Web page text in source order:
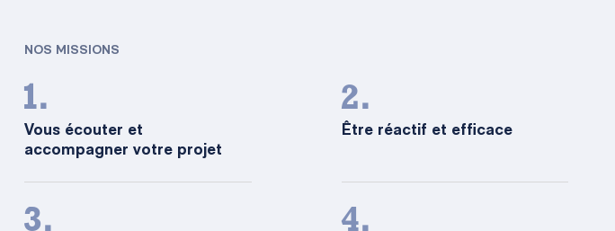
NOS MISSIONS
1.
Vous écouter et
accompagner votre projet
2.
Être réactif et efficace
3. 4.